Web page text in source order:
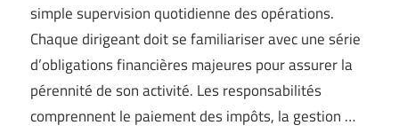
simple supervision quotidienne des opérations.
Chaque dirigeant doit se familiariser avec une série
d’obligations financières majeures pour assurer la
pérennité de son activité. Les responsabilités
comprennent le paiement des impôts, la gestion …